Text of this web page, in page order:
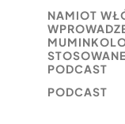
NAMIOT
PODCAST
PODCAST